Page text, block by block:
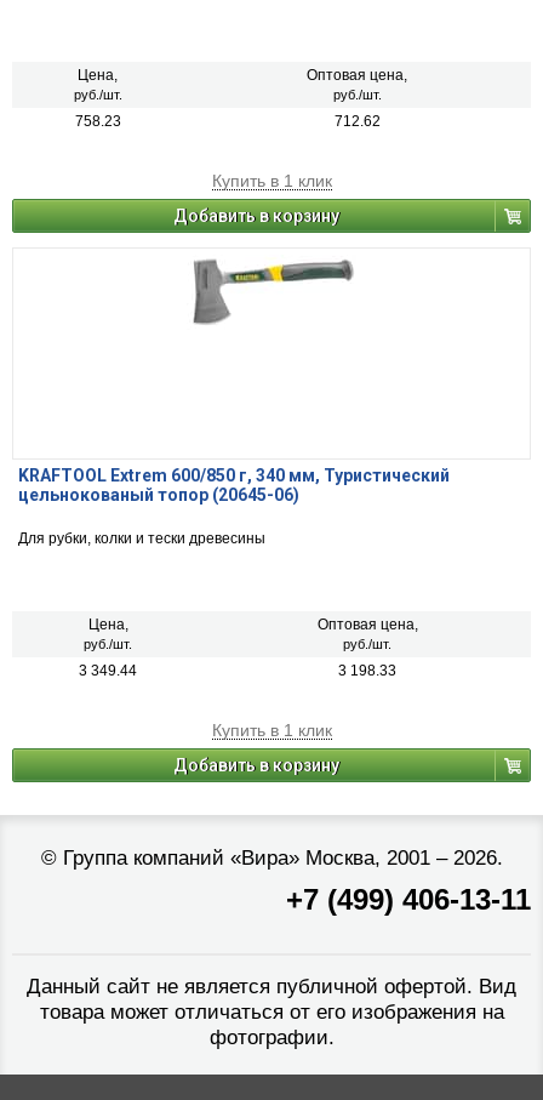
Цена,
руб./шт.
Оптовая цена,
руб./шт.
758.23 712.62
Купить в 1 клик
Добавить в корзину
KRAFTOOL Extrem 600/850 г, 340 мм, Туристический
цельнокованый топор (20645-06)
Для рубки, колки и тески древесины
Цена,
руб./шт.
Оптовая цена,
руб./шт.
3 349.44 3 198.33
Купить в 1 клик
Добавить в корзину
© Группа компаний «Вира»Москва, 2001 – 2026.
+7 (499) 406-13-11
Данный сайт не является публичной офертой. Вид
товара может отличаться от его изображения на
фотографии.